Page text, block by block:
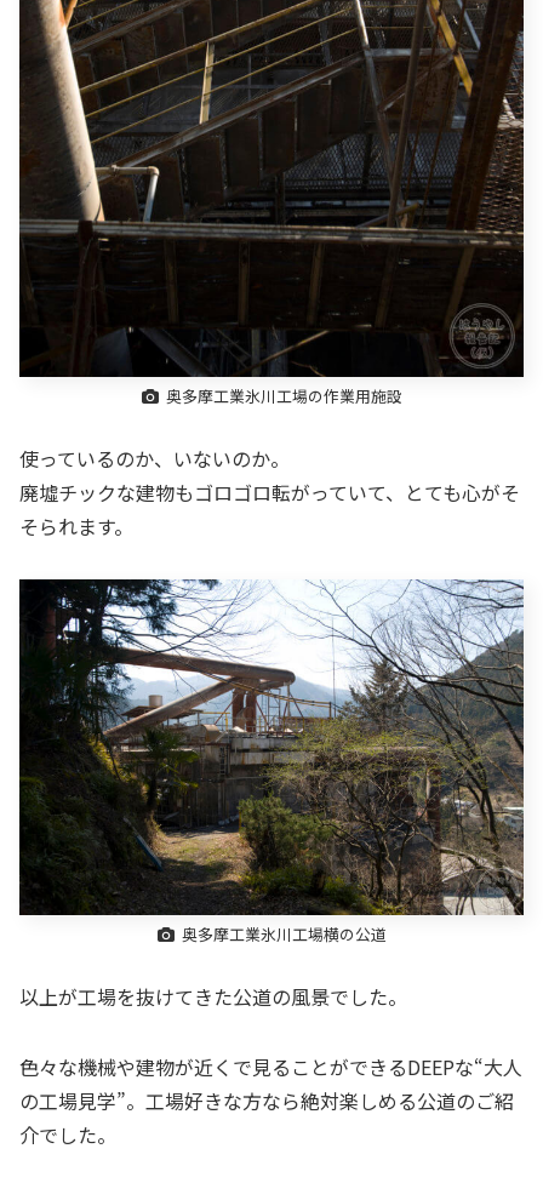
奥多摩工業氷川工場の作業用施設
使っているのか、いないのか。
廃墟チックな建物もゴロゴロ転がっていて、とても心がそ
そられます。
奥多摩工業氷川工場横の公道
以上が工場を抜けてきた公道の風景でした。
色々な機械や建物が近くで見ることができるDEEPな“大人
の工場見学”。工場好きな方なら絶対楽しめる公道のご紹
介でした。